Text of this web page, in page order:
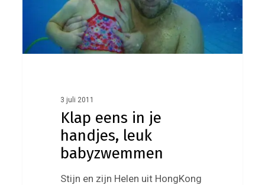
babyzwemmen
3 juli 2011
Klap eens in je
handjes, leuk
babyzwemmen
Stijn en zijn Helen uit HongKong